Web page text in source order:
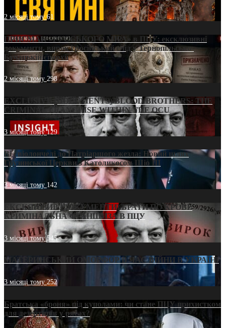
2 місяці тому61
ПРИСМАК «РУССЬКОГО МІРА» в ПЦУ: ексклюзивні
документи, вирок і російський слід у Тернопільсько-
Бучацькій єпархії
2 місяці тому 298
EXCLUSIVE (DOCUMENTS)/BLOOD BROTHERS: THE
CRIMINAL FRANCHISE WITHIN THE OCU
3 місяці тому129
Від віолончелі до Патріаршого жезла: Новий шлях
Грузинської Церкви з Католикосом Шіо III
3 місяці тому 142
ЕКСКЛЮЗИВ (ДОКУМЕНТИ)/БРАТИ ПО КРОВІ:
КРИМІНАЛЬНА ФРАНШИЗА В ПЦУ
3 місяці тому545
МАТЕРИНСЬКИЙ ОМОРФОР В ЧАС ВІЙНИ В УКРАЇНІ
3 місяці тому252
Братська «броня» під куполами: чи стане ПЦУ прихистком
для дезертирів у рясах?